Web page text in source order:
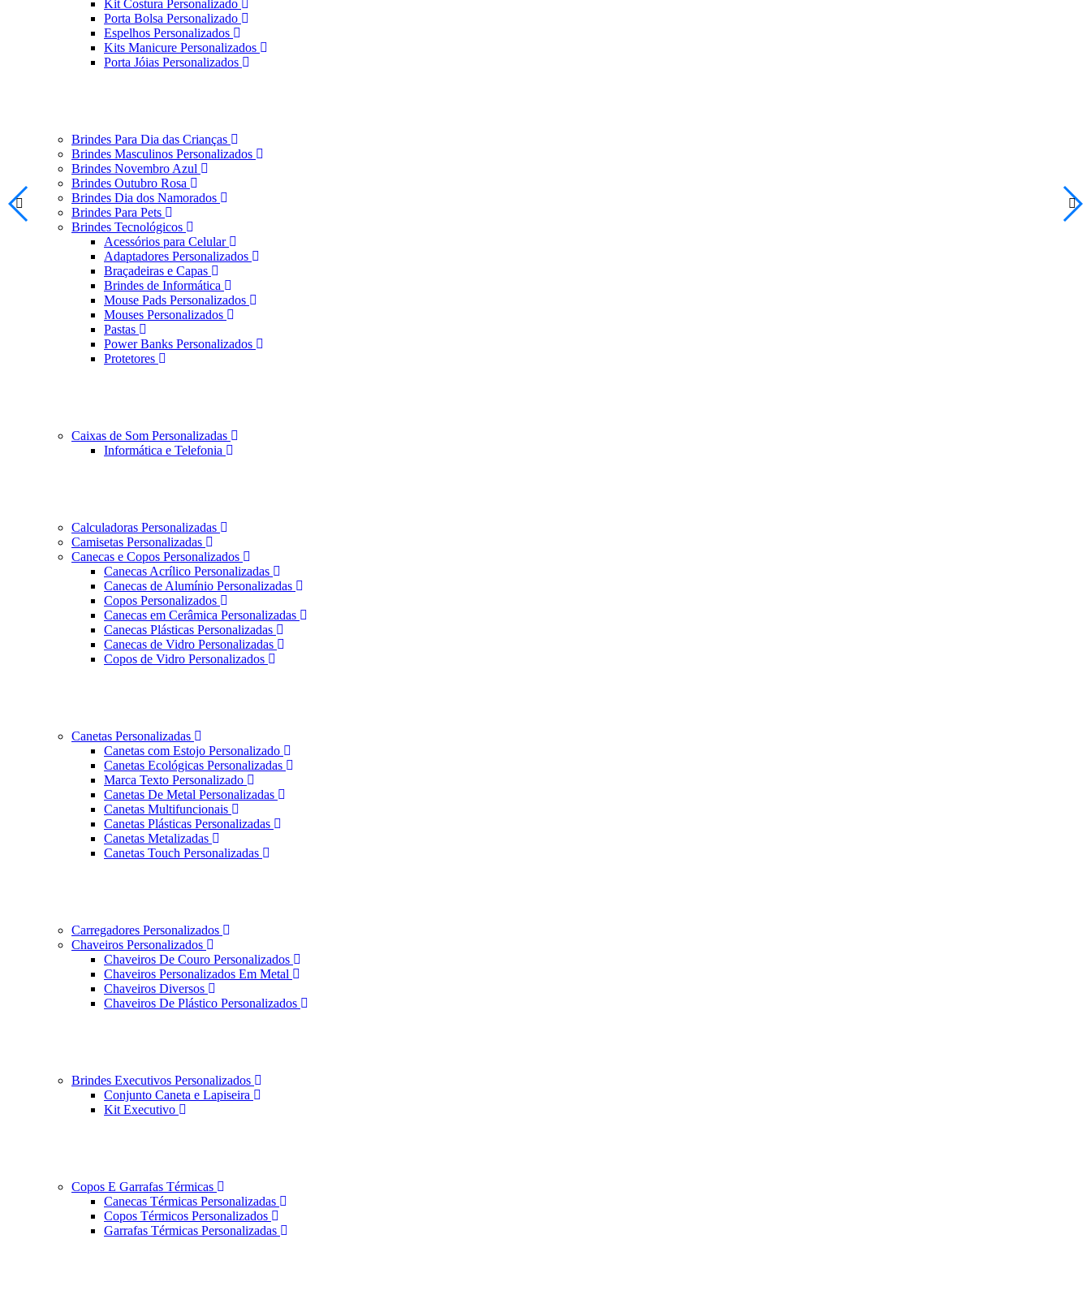
Kit Costura Personalizado
Porta Bolsa Personalizado
Espelhos Personalizados
Kits Manicure Personalizados
Porta Jóias Personalizados
Brindes Para Dia das Crianças
Brindes Masculinos Personalizados
Brindes Novembro Azul
Brindes Outubro Rosa
Brindes Dia dos Namorados
Brindes Para Pets
Brindes Tecnológicos
Acessórios para Celular
Adaptadores Personalizados
Braçadeiras e Capas
Brindes de Informática
Mouse Pads Personalizados
Mouses Personalizados
Pastas
Power Banks Personalizados
Protetores
Caixas de Som Personalizadas
Informática e Telefonia
Calculadoras Personalizadas
Camisetas Personalizadas
Canecas e Copos Personalizados
Canecas Acrílico Personalizadas
Canecas de Alumínio Personalizadas
Copos Personalizados
Canecas em Cerâmica Personalizadas
Canecas Plásticas Personalizadas
Canecas de Vidro Personalizadas
Copos de Vidro Personalizados
Canetas Personalizadas
Canetas com Estojo Personalizado
Canetas Ecológicas Personalizadas
Marca Texto Personalizado
Canetas De Metal Personalizadas
Canetas Multifuncionais
Canetas Plásticas Personalizadas
Canetas Metalizadas
Canetas Touch Personalizadas
Carregadores Personalizados
Chaveiros Personalizados
Chaveiros De Couro Personalizados
Chaveiros Personalizados Em Metal
Chaveiros Diversos
Chaveiros De Plástico Personalizados
Brindes Executivos Personalizados
Conjunto Caneta e Lapiseira
Kit Executivo
Copos E Garrafas Térmicas
Canecas Térmicas Personalizadas
Copos Térmicos Personalizados
Garrafas Térmicas Personalizadas